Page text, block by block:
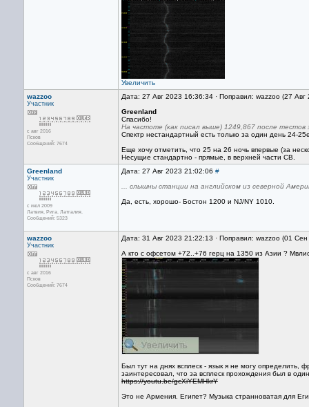
Увеличить
wazzoo
Участник
с авг 2016
Псков
Сообщений: 7674
Дата: 27 Авг 2023 16:36:34 · Поправил: wazzoo (27
Greenland
Спасибо!
На частоте (как писал выше) 1249,867 после
Спектр нестандартный есть только за один день 24-
Еще хочу отметить, что 25 на 26 ночь впервые (за
Несущие стандартно - прямые, в верхней части СВ.
Greenland
Участник
с июл 2009
Латвия, Рига. Латгалия.
Сообщений: 5323
Дата: 27 Авг 2023 21:02:06 #
... слышны станции на английском из северной
Да, есть, хорошо- Бостон 1200 и NJ/NY 1010.
wazzoo
Участник
с авг 2016
Псков
Сообщений: 7674
Дата: 31 Авг 2023 21:22:13 · Поправил: wazzoo (01
А кто с офсетом +72..+76 герц на 1350 из Азии ?
Был тут на днях всплеск - язык я не могу определить,
заинтересовал, что за всплеск прохождения был в
https://youtu.be/gcXiYEMHkrY
Это не Армения. Египет? Музыка странноватая для